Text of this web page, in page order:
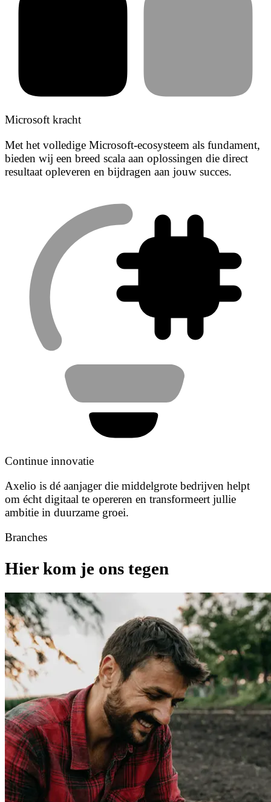
Microsoft kracht
Met het volledige Microsoft-ecosysteem als fundament,
bieden wij een breed scala aan oplossingen die direct
resultaat opleveren en bijdragen aan jouw succes.
Continue innovatie
Axelio is dé aanjager die middelgrote bedrijven helpt
om écht digitaal te opereren en transformeert jullie
ambitie in duurzame groei.
Branches
Hier kom je ons tegen